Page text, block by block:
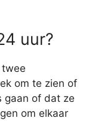
uur?
om te zien of
gaan of dat ze
om elkaar